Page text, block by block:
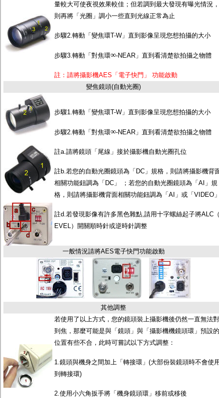
量較大可使夜視效果較佳；但若調到最大發現有曝光情況，
則再將「光圈」調小一些直到光線正常為止
步驟2.轉動「變焦環T-W」直到影像呈現您想拍攝的大小
步驟3.轉動「對焦環∞-NEAR」直到看清楚欲拍攝之物體
註：請將攝影機AES「電子快門」 功能啟動
變焦鏡頭(自動光圈)
步驟1.轉動「變焦環T-W」直到影像呈現您想拍攝的大小
步驟2.轉動「對焦環∞-NEAR」直到看清楚欲拍攝之物體
註a.請將鏡頭「尾線」接於攝影機自動光圈孔位
註b.若您的自動光圈鏡頭為「DC」規格，則請將攝影機背
相關功能鈕調為「DC」 ；若您的自動光圈鏡頭為「AI」規
格，則請將攝影機背面相關功能鈕調為「AI」或「VIDEO
註d.若發現影像有許多黑色雜點,請用十字螺絲起子將ALC
EVEL）開關順時針或逆時針調整
一般情況請將AES電子快門功能啟動
其他調整
若使用了以上方式，您的鏡頭裝上攝影機後仍然一直無法對
到焦，那麼可能是與「鏡頭」與「攝影機機鏡頭環」預設的
位置有些不合，此時可嘗試以下方式調整：
1.鏡頭與機身之間加上「轉接環」(大部份裝鏡頭時不會使
到轉接環)
2.使用小六角扳手將「機身鏡頭環」移前或移後